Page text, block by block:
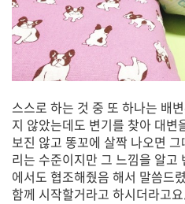
스스로 하는 것 중 또 하나는 배
지 않았는데도 변기를 찾아 대변
보진 않고 똥꼬에 살짝 나오면
리는 수준이지만 그 느낌을 알고
에서도 협조해줬음 해서 말씀드
함께 시작할거라고 하시더라고